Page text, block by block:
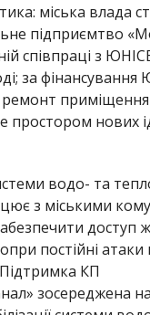
міська влада
підприємтво
співпраці з
за фінансування
ремонт
простором нових
водо- та
з міськими
доступ
постійні
КП
зосереджена